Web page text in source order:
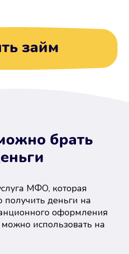
займ
брать
МФО, которая
получить деньги на
оформления
использовать на